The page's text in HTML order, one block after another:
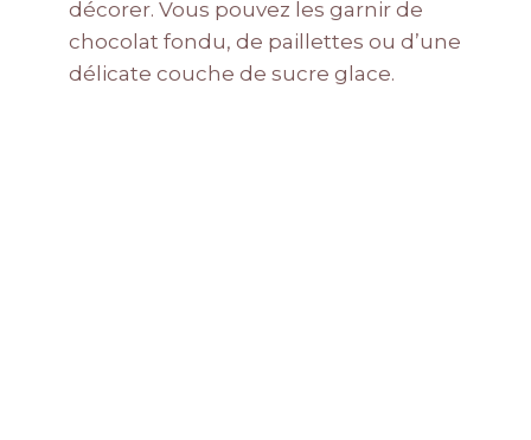
décorer. Vous pouvez les garnir de
chocolat fondu, de paillettes ou d’une
délicate couche de sucre glace.